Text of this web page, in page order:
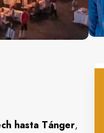
hasta Tánger,